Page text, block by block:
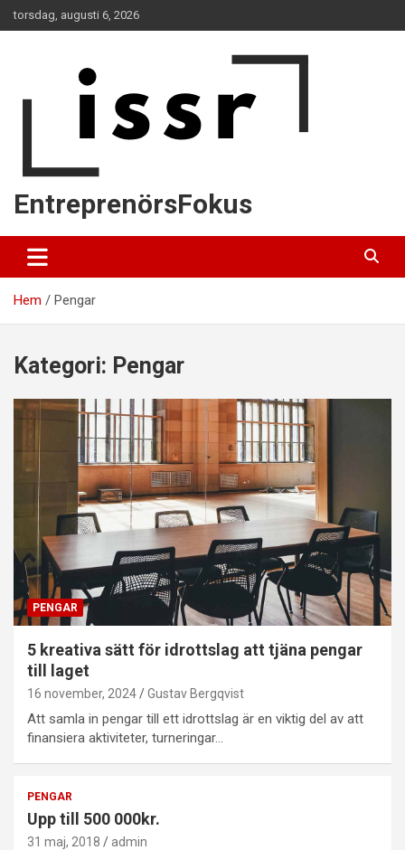
Hoppa
till
torsdag, augusti 6, 2026
EntreprenörsFokus
Hem Pengar
Kategori: Pengar
PENGAR
5 kreativa sätt för idrottslag att tjäna pengar
till laget
16 november, 2024 Gustav Bergqvist
Att samla in pengar till ett idrottslag är en viktig del av att
finansiera aktiviteter, turneringar…
PENGAR
Upp till 500 000kr.
31 maj, 2018 admin